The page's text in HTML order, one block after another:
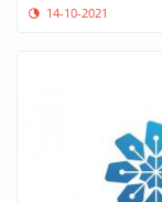
14-10-2021